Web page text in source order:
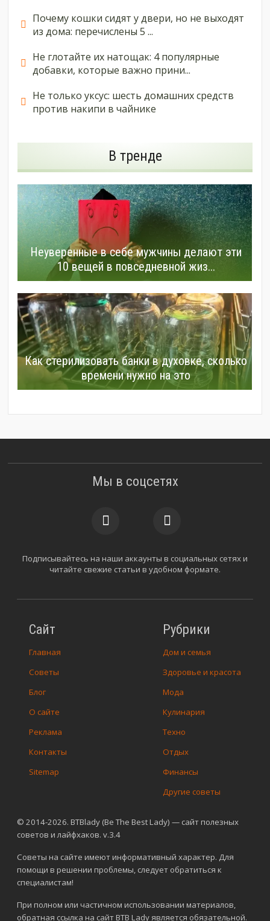
Почему кошки сидят у двери, но не выходят
из дома: перечислены 5 ...
Не глотайте их натощак: 4 популярные
добавки, которые важно прини...
Не только уксус: шесть домашних средств
против накипи в чайнике
В тренде
Неуверенные в себе мужчины делают эти
10 вещей в повседневной жиз...
Как стерилизовать банки в духовке, сколько
времени нужно на это
© 2014-2026. BTBlady (Be The Best Lady) — сайт полезных
советов и лайфхаков. v.3.4
Советы на сайте имеют информативный характер. Для
помощи в решении проблемы, следует обратиться к
специалистам!
При полном или частичном использовании материалов,
обратная ссылка на сайт BTB Lady является обязательной.
Сайт
Главная
Советы
Блог
О сайте
Реклама
Контакты
Sitemap
Рубрики
Дом и семья
Здоровье и красота
Мода
Кулинария
Техно
Отдых
Финансы
Другие советы
Мы в соцсетях
Подписывайтесь на наши аккаунты в социальных сетях и
читайте свежие статьи в удобном формате.